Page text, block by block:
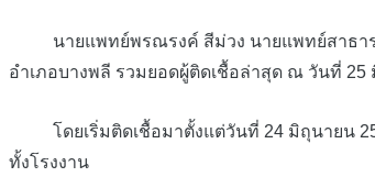
นายแพทย์พรณรงค์ สีม่วง นายแพทย์สาธารณสุ
อำเภอบางพลี รวมยอดผู้ติดเชื้อล่าสุด ณ วันที่ 25
โดยเริ่มติดเชื้อมาตั้งแต่วันที่ 24 มิถุนายน
ทั้งโรงงาน